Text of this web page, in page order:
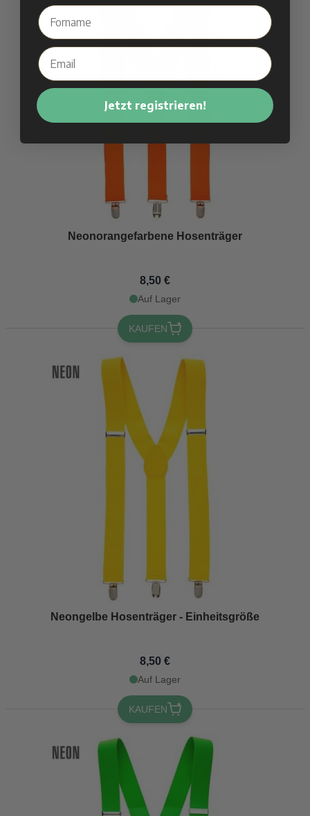
Neonorangefarbene Hosenträger
8,50 €
Auf Lager
KAUFEN
Neongelbe Hosenträger - Einheitsgröße
8,50 €
Auf Lager
KAUFEN
Jetzt registrieren!